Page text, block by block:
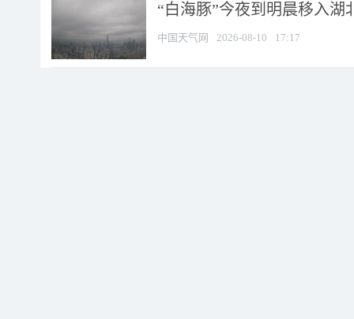
“白海豚”今夜到明晨移入湖
中国天气网 2026-08-10 17:17